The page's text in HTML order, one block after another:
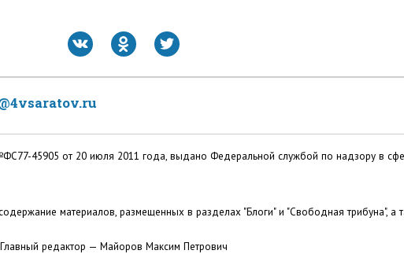
45905 от 20 июля 2011 года, выдано Федеральной службой по надзору в
материалов, размещенных в разделах "Блоги" и "Свободная трибуна", а
редактор — Майоров Максим Петрович